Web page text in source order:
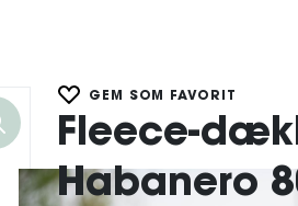
GEM SOM FAVORIT
Fleece-
Habanero